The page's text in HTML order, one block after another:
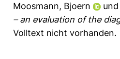
Moosmann, Bjoern
und
– an evaluation of the
Volltext nicht vorhanden.